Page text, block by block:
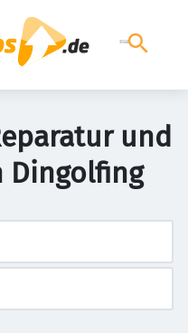
und
Dingolfing